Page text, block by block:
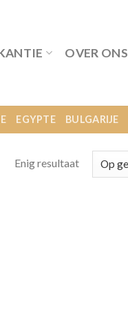
OVER ONS
EGYPTE BULGARIJE
Enig resultaat